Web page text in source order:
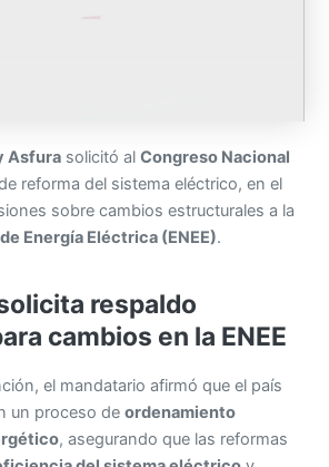
Asfura solicitó alCongreso Nacional
reforma del sistema eléctrico, en el
sobre cambios estructurales a la
Energía Eléctrica (ENEE).
respaldo
cambios en la ENEE
el mandatario afirmó que el país
un proceso deordenamiento
, asegurando que las reformas